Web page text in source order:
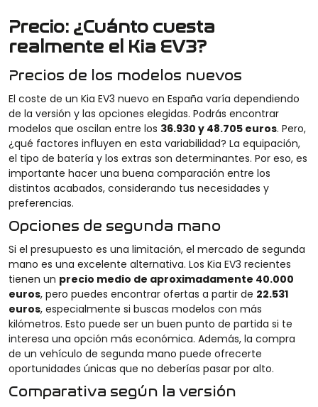
Precio: ¿Cuánto cuesta
realmente el Kia EV3?
Precios de los modelos nuevos
El coste de un Kia EV3 nuevo en España varía dependiendo
de la versión y las opciones elegidas. Podrás encontrar
modelos que oscilan entre los 36.930 y 48.705 euros. Pero,
¿qué factores influyen en esta variabilidad? La equipación,
el tipo de batería y los extras son determinantes. Por eso, es
importante hacer una buena comparación entre los
distintos acabados, considerando tus necesidades y
preferencias.
Opciones de segunda mano
Si el presupuesto es una limitación, el mercado de segunda
mano es una excelente alternativa. Los Kia EV3 recientes
tienen un precio medio de aproximadamente 40.000
euros, pero puedes encontrar ofertas a partir de 22.531
euros, especialmente si buscas modelos con más
kilómetros. Esto puede ser un buen punto de partida si te
interesa una opción más económica. Además, la compra
de un vehículo de segunda mano puede ofrecerte
oportunidades únicas que no deberías pasar por alto.
Comparativa según la versión